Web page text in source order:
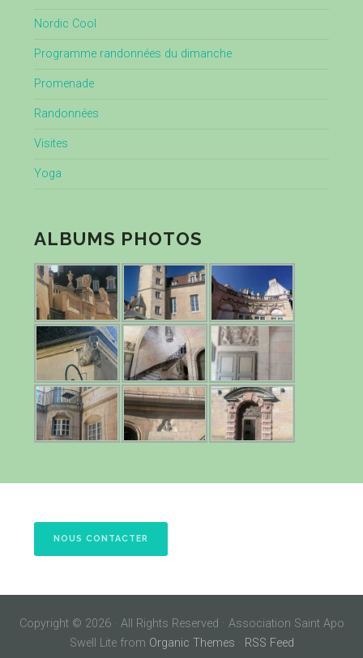
Nordic Cool
Programme randonnées du dimanche
Promenade
Randonnées
Visites
Yoga
ALBUMS PHOTOS
NOUS CONTACTER
Copyright © 2026 · All Rights Reserved · Association Saint Apo
Swell Lite from Organic Themes · RSS Feed